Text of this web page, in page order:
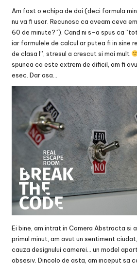
Am fost o echipa de doi (deci formula
nu va fi usor. Recunosc ca aveam ceva
60 de minute?”). Cand ni s-a spus ca
iar formulele de calcul ar putea fi in sine
de clasa I”, stresul a crescut si mai mult
spunea ca este extrem de dificil, am fi
esec. Dar asa…
Ei bine, am intrat in Camera Abstracta si
primul minut, am avut un sentiment
cauza designului camerei… un model
obsesiv. Dincolo de asta, am inceput sa